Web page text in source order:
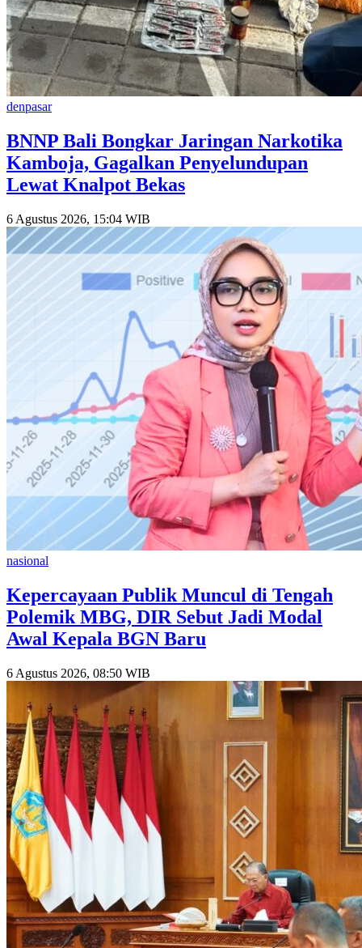
denpasar
BNNP Bali Bongkar Jaringan Narkotika
Kamboja, Gagalkan Penyelundupan
Lewat Knalpot Bekas
6 Agustus 2026, 15:04 WIB
nasional
Kepercayaan Publik Muncul di Tengah
Polemik MBG, DIR Sebut Jadi Modal
Awal Kepala BGN Baru
6 Agustus 2026, 08:50 WIB